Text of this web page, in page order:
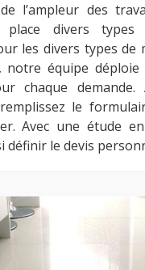
l’ampleur des
divers types
les divers types de
notre équipe déploie
chaque demande.
le
Avec une étude
définir le devis